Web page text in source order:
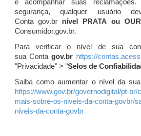
e acompanhar suas
segurança, qualquer usuário
Conta gov.br nível PRATA ou
Consumidor.gov.br.
Para verificar o nível de sua
sua Contagov.br https://
"Privacidade" > "Selos de
Saiba como aumentar o nível da
https://www.gov.br/governodigital/pt-
mais-sobre-os-niveis-da-conta-govbr/
niveis-da-conta-govbr